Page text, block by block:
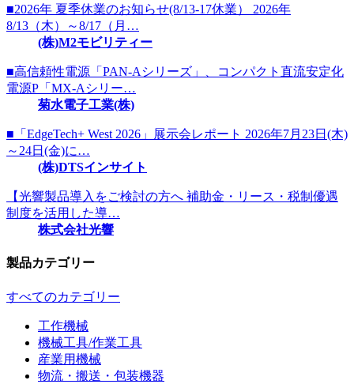
■2026年 夏季休業のお知らせ(8/13-17休業） 2026年
8/13（木）～8/17（月…
(株)M2モビリティー
■高信頼性電源「PAN-Aシリーズ」、コンパクト直流安定化
電源P「MX-Aシリー…
菊水電子工業(株)
■「EdgeTech+ West 2026」展示会レポート 2026年7月23日(木)
～24日(金)に…
(株)DTSインサイト
【光響製品導入をご検討の方へ 補助金・リース・税制優遇
制度を活用した導…
株式会社光響
製品カテゴリー
すべてのカテゴリー
工作機械
機械工具/作業工具
産業用機械
物流・搬送・包装機器